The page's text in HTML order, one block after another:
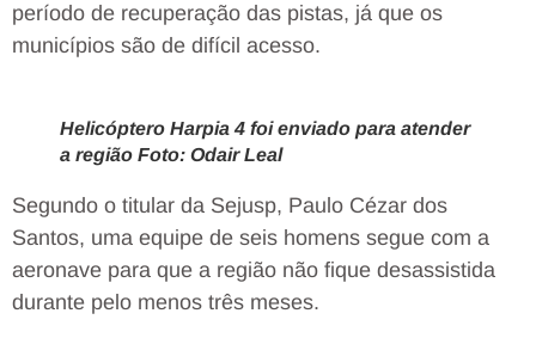
período de recuperação das pistas, já que os
municípios são de difícil acesso.
Helicóptero Harpia 4 foi enviado para atender
a região Foto: Odair Leal
Segundo o titular da Sejusp, Paulo Cézar dos
Santos, uma equipe de seis homens segue com a
aeronave para que a região não fique desassistida
durante pelo menos três meses.